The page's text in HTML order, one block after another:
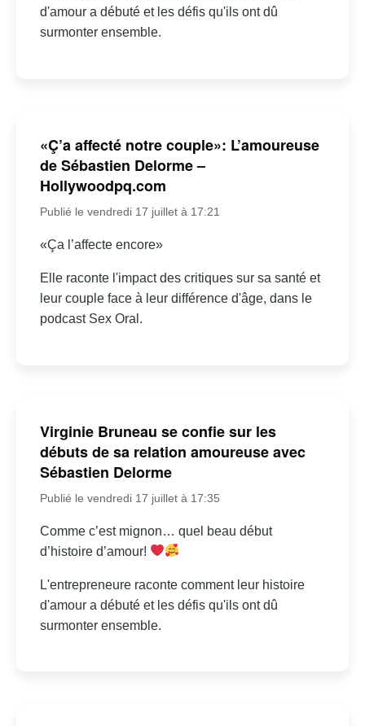
d'amour a débuté et les défis qu'ils ont dû
surmonter ensemble.
«Ç’a affecté notre couple»: L’amoureuse
de Sébastien Delorme –
Hollywoodpq.com
Publié le vendredi 17 juillet à 17:21
«Ça l’affecte encore»
Elle raconte l'impact des critiques sur sa santé et
leur couple face à leur différence d'âge, dans le
podcast Sex Oral.
Virginie Bruneau se confie sur les
débuts de sa relation amoureuse avec
Sébastien Delorme
Publié le vendredi 17 juillet à 17:35
Comme c’est mignon… quel beau début
d’histoire d’amour!
L'entrepreneure raconte comment leur histoire
d'amour a débuté et les défis qu'ils ont dû
surmonter ensemble.